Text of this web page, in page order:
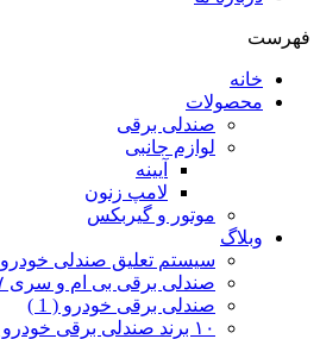
فهرست
خانه
محصولات
صندلی برقی
لوازم جانبی
آیینه
لامپ زنون
موتور و گیربکس
وبلاگ
سیستم تعلیق صندلی خودرو
صندلی برقی بی ام و سری ۷
صندلی برقی خودرو ( 1 )
۱۰ برند صندلی برقی خودرو جهان